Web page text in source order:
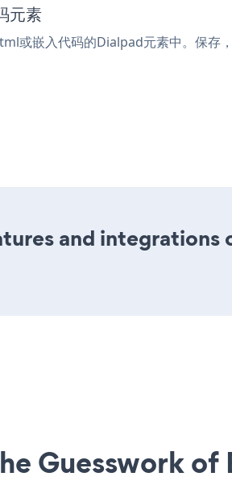
元素
或嵌入代码的Dialpad元素中。保存
and integrations
Guesswork